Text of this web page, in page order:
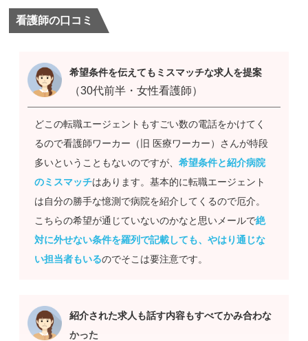
看護師の口コミ
希望条件を伝えてもミスマッチな求人を提案
（30代前半・女性看護師）
どこの転職エージェントもすごい数の電話をかけてく
るので看護師ワーカー（旧 医療ワーカー）さんが特段
多いということもないのですが、 希望条件と紹介病院
のミスマッチはあります。基本的に転職エージェント
は自分の勝手な憶測で病院を紹介してくるので厄介。
こちらの希望が通じていないのかなと思いメールで絶
対に外せない条件を羅列で記載しても、やはり通じな
い担当者もいるのでそこは要注意です。
紹介された求人も話す内容もすべてかみ合わな
かった